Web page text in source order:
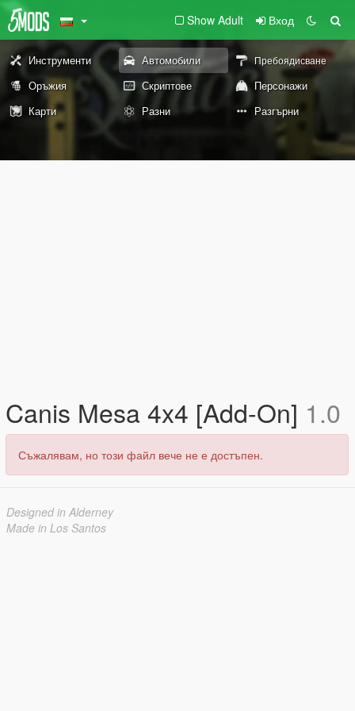
Show Adult Вход
Инструменти Автомобили Пребоядисване
Оръжия Скриптове
Персонажи
Карти
Разни Разгърни
Canis Mesa 4x4 [Add-On] 1.0
Съжалявам, но този файл вече не е достъпен.
Designed in Alderney
Made in Los Santos